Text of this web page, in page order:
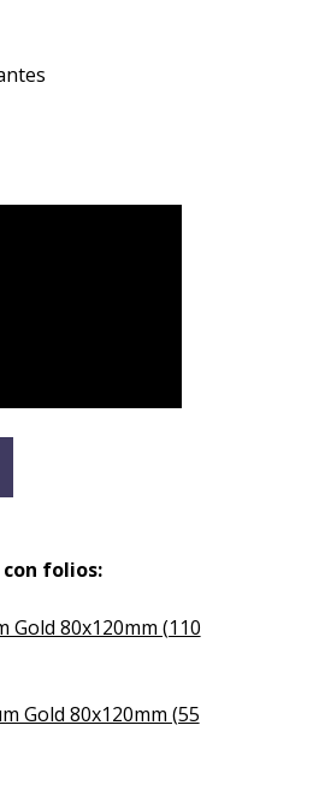
folios:
Gold 80x120mm (110
Gold 80x120mm (55